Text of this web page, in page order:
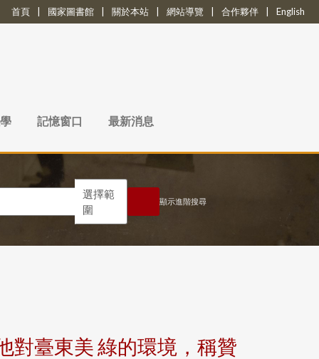
首頁 國家圖書館 關於本站 網站導覽 合作夥伴 English
記憶窗口 最新消息
選擇範
圍
顯示進階搜尋
對臺東美 綠的環境，稱贊